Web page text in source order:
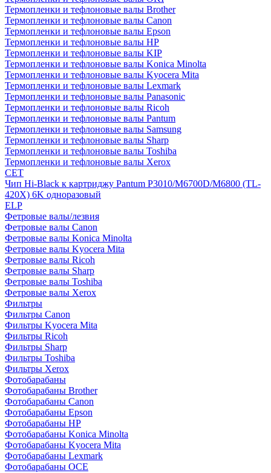
Термопленки и тефлоновые валы Brother
Термопленки и тефлоновые валы Canon
Термопленки и тефлоновые валы Epson
Термопленки и тефлоновые валы HP
Термопленки и тефлоновые валы KIP
Термопленки и тефлоновые валы Konica Minolta
Термопленки и тефлоновые валы Kyocera Mita
Термопленки и тефлоновые валы Lexmark
Термопленки и тефлоновые валы Panasonic
Термопленки и тефлоновые валы Ricoh
Термопленки и тефлоновые валы Pantum
Термопленки и тефлоновые валы Samsung
Термопленки и тефлоновые валы Sharp
Термопленки и тефлоновые валы Toshiba
Термопленки и тефлоновые валы Xerox
CET
Чип Hi-Black к картриджу Pantum P3010/M6700D/M6800 (TL-
420X) 6K одноразовый
ELP
Фетровые валы/лезвия
Фетровые валы Canon
Фетровые валы Konica Minolta
Фетровые валы Kyocera Mita
Фетровые валы Ricoh
Фетровые валы Sharp
Фетровые валы Toshiba
Фетровые валы Xerox
Фильтры
Фильтры Canon
Фильтры Kyocera Mita
Фильтры Ricoh
Фильтры Sharp
Фильтры Toshiba
Фильтры Xerox
Фотобарабаны
Фотобарабаны Brother
Фотобарабаны Canon
Фотобарабаны Epson
Фотобарабаны HP
Фотобарабаны Konica Minolta
Фотобарабаны Kyocera Mita
Фотобарабаны Lexmark
Фотобарабаны OCE